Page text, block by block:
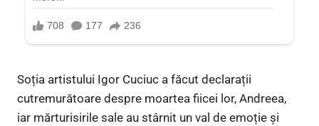
Soția artistului Igor Cuciuc a făcut declarații
cutremurătoare despre moartea fiicei lor, Andreea,
iar mărturisirile sale au stârnit un val de emoție și